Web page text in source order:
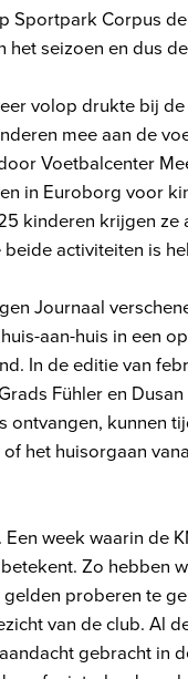
Sportpark Corpus
seizoen en dus
volop drukte bij
mee aan de
Voetbalcenter
in Euroborg voor
kinderen krijgen
activiteiten is
Journaal
aan-huis in een
In de editie van
Fühler en
ontvangen, kunnen
het huisorgaan
Een week waarin de
Zo hebben
proberen te
van de club. Al
gebracht in